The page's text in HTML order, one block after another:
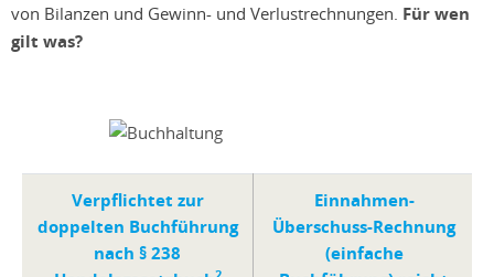
von Bilanzen und Gewinn- und Verlustrechnungen. Für wen
gilt was?
Verpflichtet zur
doppelten Buchführung
nach § 238
Einnahmen-
Überschuss-Rechnung
(einfache